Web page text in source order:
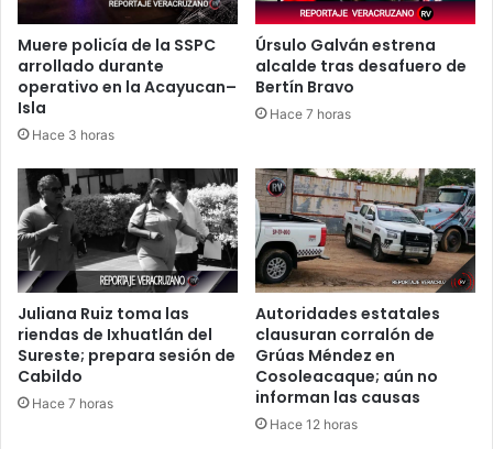
Muere policía de la SSPC
arrollado durante
operativo en la Acayucan–
Isla
Hace 3 horas
Úrsulo Galván estrena
alcalde tras desafuero de
Bertín Bravo
Hace 7 horas
Juliana Ruiz toma las
riendas de Ixhuatlán del
Sureste; prepara sesión de
Cabildo
Hace 7 horas
Autoridades estatales
clausuran corralón de
Grúas Méndez en
Cosoleacaque; aún no
informan las causas
Hace 12 horas